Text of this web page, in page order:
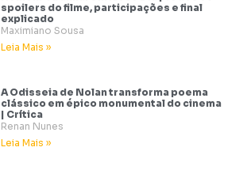
spoilers do filme, participações e final
explicado
Maximiano Sousa
Leia Mais »
A Odisseia de Nolan transforma poema
clássico em épico monumental do cinema
| Crítica
Renan Nunes
Leia Mais »